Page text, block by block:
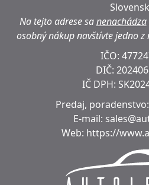
Na tejto adrese sanenachádza
osobný nákup navštívte jedno
IČO:
DIČ:
IČ DPH:
Predaj, poradenstvo:
E-mail:
Web: https://